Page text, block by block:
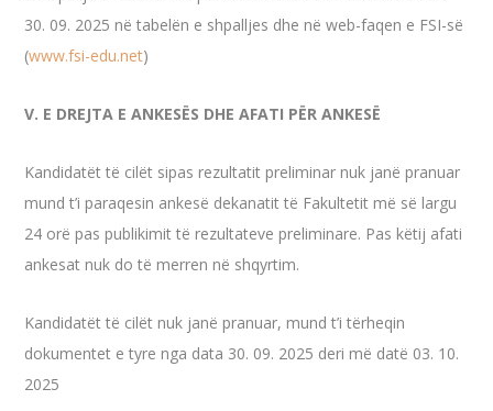
30. 09. 2025 në tabelën e shpalljes dhe në web-faqen e FSI-së
(www.fsi-edu.net)
V. E DREJTA E ANKESËS DHE AFATI PËR ANKESË
Kandidatët të cilët sipas rezultatit preliminar nuk janë pranuar
mund t’i paraqesin ankesë dekanatit të Fakultetit më së largu
24 orë pas publikimit të rezultateve preliminare. Pas këtij afati
ankesat nuk do të merren në shqyrtim.
Kandidatët të cilët nuk janë pranuar, mund t’i tërheqin
dokumentet e tyre nga data 30. 09. 2025 deri më datë 03. 10.
2025